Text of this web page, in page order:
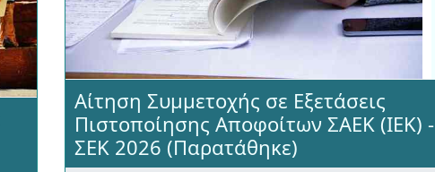
Αίτηση Συμμετοχής σε Εξετάσεις
Πιστοποίησης Αποφοίτων ΣΑΕΚ (ΙΕΚ) -
ΣΕΚ 2026 (Παρατάθηκε)